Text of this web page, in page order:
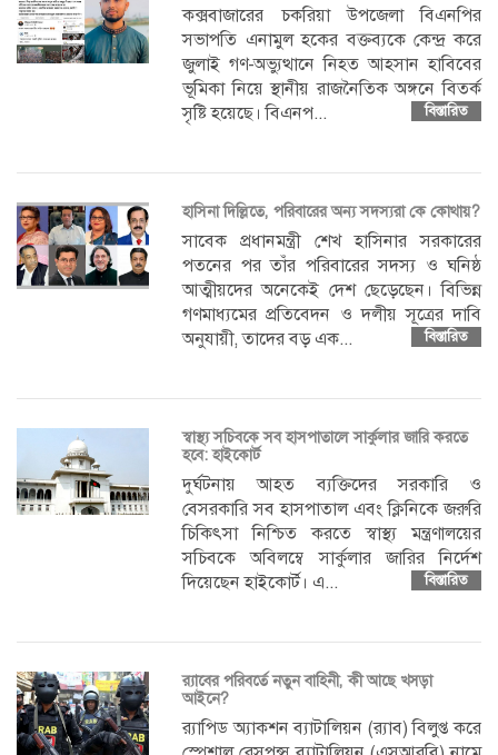
কক্সবাজারের চকরিয়া উপজেলা বিএনপির
সভাপতি এনামুল হকের বক্তব্যকে কেন্দ্র করে
জুলাই গণ-অভ্যুত্থানে নিহত আহসান হাবিবের
ভূমিকা নিয়ে স্থানীয় রাজনৈতিক অঙ্গনে বিতর্ক
সৃষ্টি হয়েছে। বিএনপ...
বিস্তারিত
হাসিনা দিল্লিতে, পরিবারের অন্য সদস্যরা কে কোথায়?
সাবেক প্রধানমন্ত্রী শেখ হাসিনার সরকারের
পতনের পর তাঁর পরিবারের সদস্য ও ঘনিষ্ঠ
আত্মীয়দের অনেকেই দেশ ছেড়েছেন। বিভিন্ন
গণমাধ্যমের প্রতিবেদন ও দলীয় সূত্রের দাবি
অনুযায়ী, তাদের বড় এক...
বিস্তারিত
স্বাস্থ্য সচিবকে সব হাসপাতালে সার্কুলার জারি করতে
হবে: হাইকোর্ট
দুর্ঘটনায় আহত ব্যক্তিদের সরকারি ও
বেসরকারি সব হাসপাতাল এবং ক্লিনিকে জরুরি
চিকিৎসা নিশ্চিত করতে স্বাস্থ্য মন্ত্রণালয়ের
সচিবকে অবিলম্বে সার্কুলার জারির নির্দেশ
দিয়েছেন হাইকোর্ট। এ...
বিস্তারিত
র‍্যাবের পরিবর্তে নতুন বাহিনী, কী আছে খসড়া
আইনে?
র‍্যাপিড অ্যাকশন ব্যাটালিয়ন (র‍্যাব) বিলুপ্ত করে